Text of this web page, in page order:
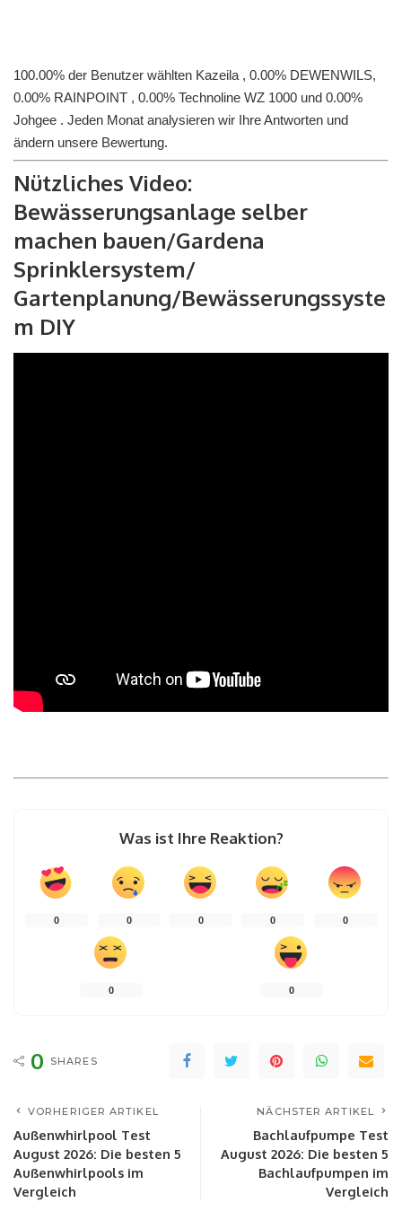
100.00% der Benutzer wählten Kazeila , 0.00% DEWENWILS,
0.00% RAINPOINT , 0.00% Technoline WZ 1000 und 0.00%
Johgee . Jeden Monat analysieren wir Ihre Antworten und
ändern unsere Bewertung.
Nützliches Video:
Bewässerungsanlage selber
machen bauen/Gardena
Sprinklersystem/
Gartenplanung/Bewässerungssyste
m DIY
Was ist Ihre Reaktion?
0 0 0 0 0
0 0
0 SHARES
VORHERIGER ARTIKEL
Außenwhirlpool Test
August 2026: Die besten 5
Außenwhirlpools im
Vergleich
NÄCHSTER ARTIKEL
Bachlaufpumpe Test
August 2026: Die besten 5
Bachlaufpumpen im
Vergleich